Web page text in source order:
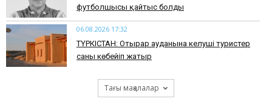
футболшысы қайтыс болды
06.08.2026 17:32
ТҮРКІСТАН: Отырар ауданына келуші туристер
саны көбейіп жатыр
Тағы мақалалар